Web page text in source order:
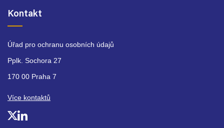
Kontakt
Úřad pro ochranu osobních údajů
Pplk. Sochora 27
170 00 Praha 7
Více kontaktů